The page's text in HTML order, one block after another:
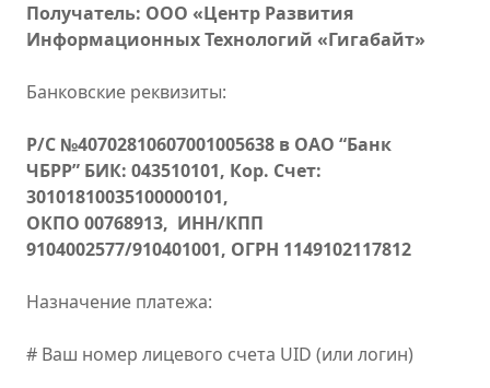
Получатель: ООО «Центр Развития
Информационных Технологий «Гигабайт»
Банковские реквизиты:
Р/С №40702810607001005638 в ОАО “Банк
ЧБРР” БИК: 043510101, Кор. Счет:
30101810035100000101,
ОКПО 00768913, ИНН/КПП
9104002577/910401001, ОГРН 1149102117812
Назначение платежа:
# Ваш номер лицевого счета UID (или логин)